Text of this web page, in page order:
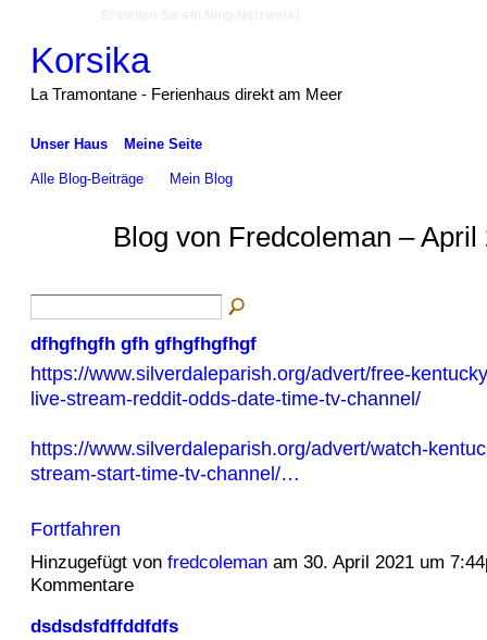
Korsika
La Tramontane - Ferienhaus direkt am Meer
Unser Haus Meine Seite
Alle Blog-Beiträge Mein Blog
Blog von Fredcoleman –
dfhgfhgfh gfh gfhgfhgfhgf
https://www.silverdaleparish.org/advert/free-
live-stream-reddit-odds-date-time-tv-channel/
https://www.silverdaleparish.org/advert/watch-
stream-start-time-tv-channel/…
Fortfahren
Hinzugefügt von fredcolemanam 30. April 2021 um
Kommentare
dsdsdsfdffddfdfs